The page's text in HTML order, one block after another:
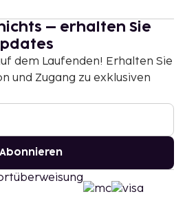
– erhalten Sie
dem Laufenden! Erhalten Sie
und Zugang zu exklusiven
Abonnieren